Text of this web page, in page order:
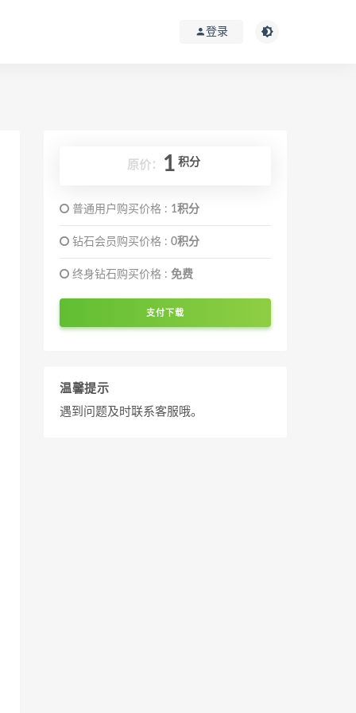
登录
原价： 1 积分
普通用户购买价格 : 1积分
钻石会员购买价格 : 0积分
终身钻石购买价格 : 免费
支付下载
温馨提示
遇到问题及时联系客服哦。